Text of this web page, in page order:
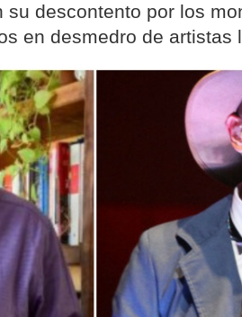
descontento por los
en desmedro de artistas